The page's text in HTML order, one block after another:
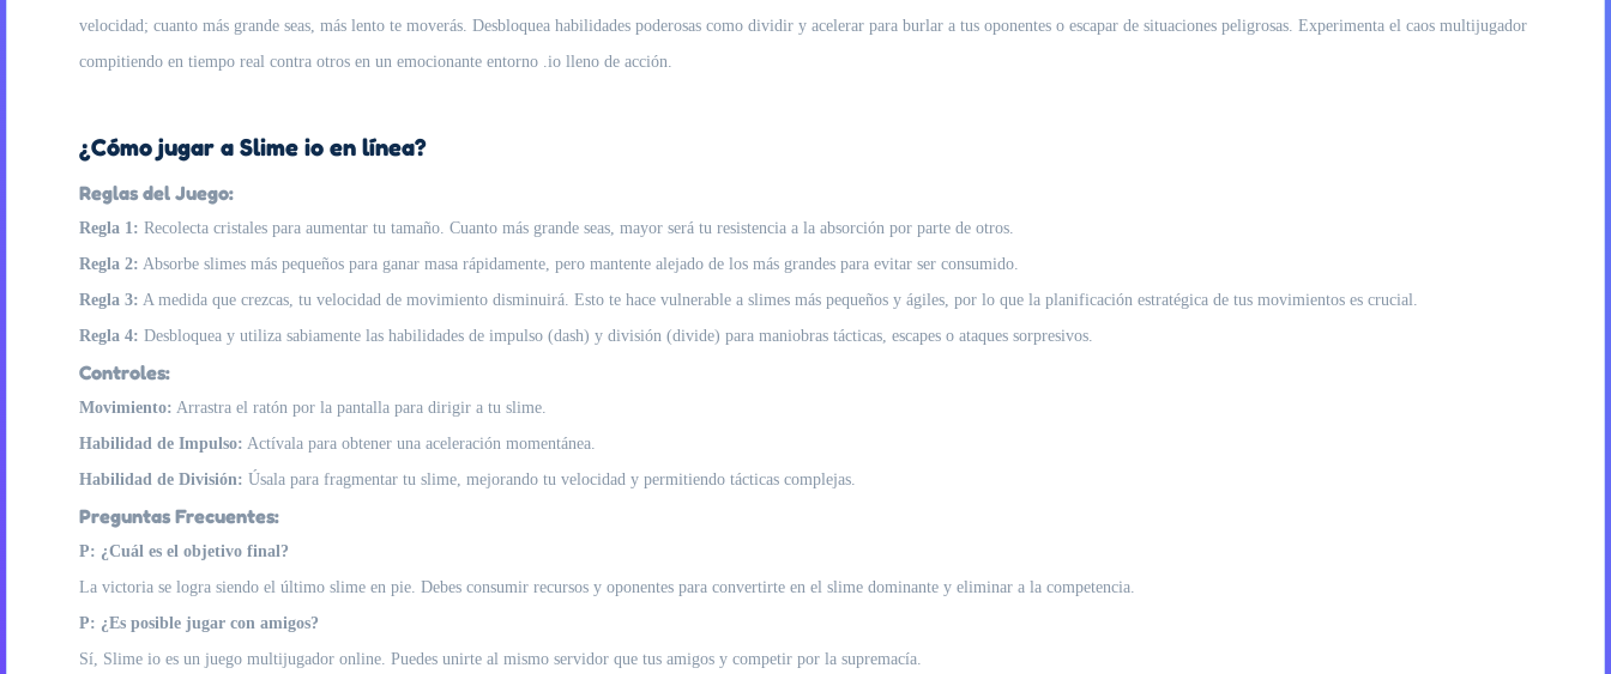
velocidad; cuanto más grande seas, más lento te moverás. Desbloquea habilidades poderosas como dividir y acelerar para burlar a tus oponentes o escapar de situaciones peligrosas. Experimenta el caos multijugador
compitiendo en tiempo real contra otros en un emocionante entorno .io lleno de acción.
¿Cómo jugar a Slime io en línea?
Reglas del Juego:
Regla 1: Recolecta cristales para aumentar tu tamaño. Cuanto más grande seas, mayor será tu resistencia a la absorción por parte de otros.
Regla 2: Absorbe slimes más pequeños para ganar masa rápidamente, pero mantente alejado de los más grandes para evitar ser consumido.
Regla 3: A medida que crezcas, tu velocidad de movimiento disminuirá. Esto te hace vulnerable a slimes más pequeños y ágiles, por lo que la planificación estratégica de tus movimientos es crucial.
Regla 4: Desbloquea y utiliza sabiamente las habilidades de impulso (dash) y división (divide) para maniobras tácticas, escapes o ataques sorpresivos.
Controles:
Movimiento: Arrastra el ratón por la pantalla para dirigir a tu slime.
Habilidad de Impulso: Actívala para obtener una aceleración momentánea.
Habilidad de División: Úsala para fragmentar tu slime, mejorando tu velocidad y permitiendo tácticas complejas.
Preguntas Frecuentes:
P: ¿Cuál es el objetivo final?
La victoria se logra siendo el último slime en pie. Debes consumir recursos y oponentes para convertirte en el slime dominante y eliminar a la competencia.
P: ¿Es posible jugar con amigos?
Sí, Slime io es un juego multijugador online. Puedes unirte al mismo servidor que tus amigos y competir por la supremacía.